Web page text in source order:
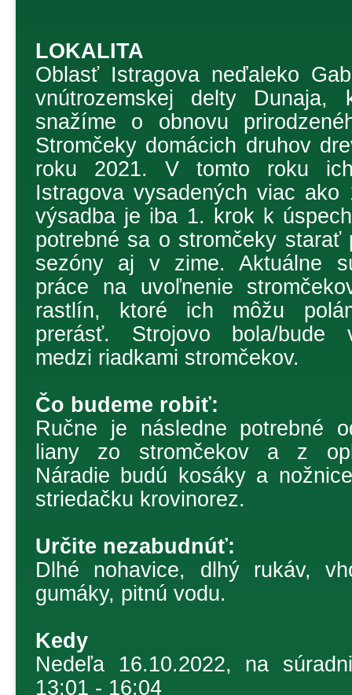
LOKALITA
Oblasť Istragova neďaleko
vnútrozemskej delty Dunaja,
snažíme o obnovu
Stromčeky domácich druhov
roku 2021. V tomto roku
Istragova vysadených viac ako
výsadba je iba 1. krok k
potrebné sa o stromčeky starať
sezóny aj v zime. Aktuálne
práce na uvoľnenie
rastlín, ktoré ich môžu
prerásť. Strojovo bola/bude
medzi riadkami stromčekov.
Čo budeme robiť:
Ručne je následne potrebné
liany zo stromčekov a z
Náradie budú kosáky a
striedačku krovinorez.
Určite nezabudnúť:
Dlhé nohavice, dlhý rukáv,
gumáky, pitnú vodu.
Kedy
Nedeľa 16.10.2022, na
13:01 - 16:04